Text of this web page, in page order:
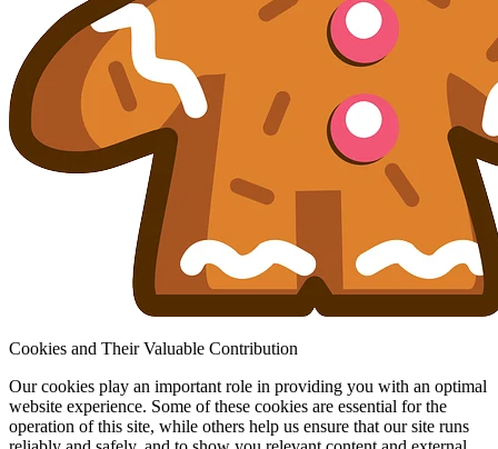
Cookies and Their Valuable Contribution
Our cookies play an important role in providing you with an optimal
website experience. Some of these cookies are essential for the
operation of this site, while others help us ensure that our site runs